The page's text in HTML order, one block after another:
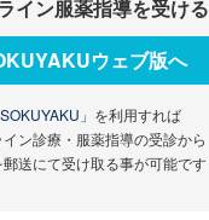
イン服薬指導を受ける
ウェブ版へ
SOKUYAKU」 を利用すれば
イン診療・服薬指導の受診から
郵送にて受け取る事が可能です